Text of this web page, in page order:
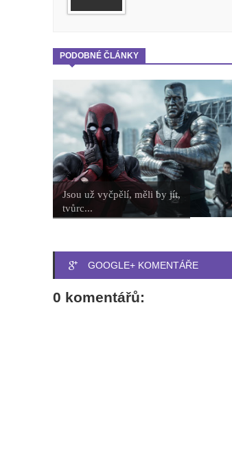
PODOBNÉ ČLÁNKY
Jsou už vyčpělí, měli by jít,
tvůrc...
GOOGLE+ KOMENTÁŘE
0 komentářů: